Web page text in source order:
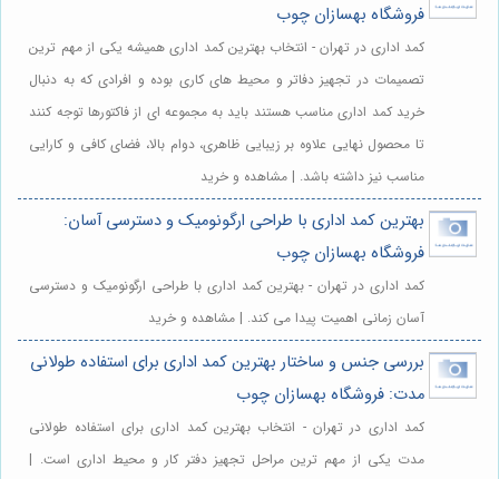
فروشگاه بهسازان چوب
کمد اداری در تهران - انتخاب بهترین کمد اداری همیشه یکی از مهم ترین
تصمیمات در تجهیز دفاتر و محیط های کاری بوده و افرادی که به دنبال
خرید کمد اداری مناسب هستند باید به مجموعه ای از فاکتورها توجه کنند
تا محصول نهایی علاوه بر زیبایی ظاهری، دوام بالا، فضای کافی و کارایی
مناسب نیز داشته باشد. | مشاهده و خرید
بهترین کمد اداری با طراحی ارگونومیک و دسترسی آسان:
فروشگاه بهسازان چوب
کمد اداری در تهران - بهترین کمد اداری با طراحی ارگونومیک و دسترسی
آسان زمانی اهمیت پیدا می کند. | مشاهده و خرید
بررسی جنس و ساختار بهترین کمد اداری برای استفاده طولانی
مدت: فروشگاه بهسازان چوب
کمد اداری در تهران - انتخاب بهترین کمد اداری برای استفاده طولانی
مدت یکی از مهم ترین مراحل تجهیز دفتر کار و محیط اداری است. |